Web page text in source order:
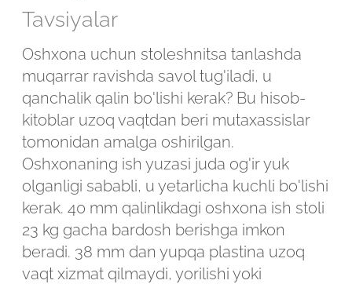
Tavsiyalar
Oshxona uchun stoleshnitsa tanlashda
muqarrar ravishda savol tug'iladi, u
qanchalik qalin bo'lishi kerak? Bu hisob-
kitoblar uzoq vaqtdan beri mutaxassislar
tomonidan amalga oshirilgan.
Oshxonaning ish yuzasi juda og'ir yuk
olganligi sababli, u yetarlicha kuchli bo'lishi
kerak. 40 mm qalinlikdagi oshxona ish stoli
23 kg gacha bardosh berishga imkon
beradi. 38 mm dan yupqa plastina uzoq
vaqt xizmat qilmaydi, yorilishi yoki
Toshga ishlov
beruvch